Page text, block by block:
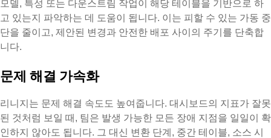
모델, 특성 또는 다운스트림 작업이 해당 테이블을 기반으로 하
고 있는지 파악하는 데 도움이 됩니다. 이는 피할 수 있는 가동 중
단을 줄이고, 제안된 변경과 안전한 배포 사이의 주기를 단축합
니다.
문제 해결 가속화
리니지는 문제 해결 속도도 높여줍니다. 대시보드의 지표가 잘못
된 것처럼 보일 때, 팀은 발생 가능한 모든 장애 지점을 일일이 확
인하지 않아도 됩니다. 그 대신 변환 단계, 중간 테이블, 소스 시